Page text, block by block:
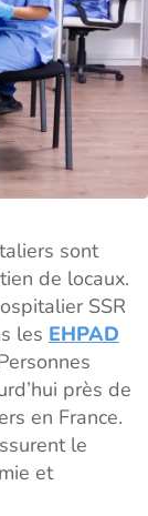
sont
de locaux.
SSR
les EHPAD
près de
en France.
le
et